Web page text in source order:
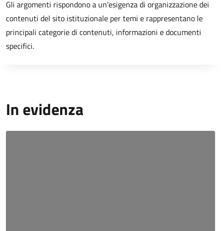
Descrizione breve
Gli argomenti rispondono a un'esigenza di organizzazione dei
contenuti del sito istituzionale per temi e rappresentano le
principali categorie di contenuti, informazioni e documenti
specifici.
In evidenza